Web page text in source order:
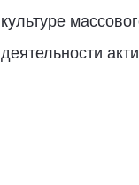
культуре
деятельности